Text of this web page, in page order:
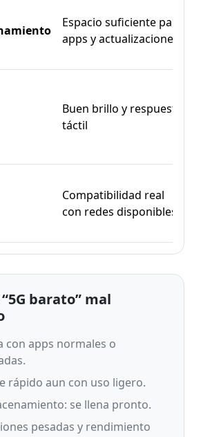
Espacio suficiente para
apps y actualizaciones
Buen brillo y respuesta
táctil
Compatibilidad real
con redes disponibles
barato” mal
con apps normales o
rápido aun con uso ligero.
se llena pronto.
pesadas y rendimiento